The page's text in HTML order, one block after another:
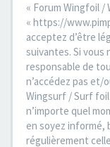
« Forum Wingfoil /
« https://
acceptez d’être
suivantes. Si vous
responsable de
n’accédez pas et/
Wingsurf / Surf
n’importe quel
en soyez informé,
régulièrement